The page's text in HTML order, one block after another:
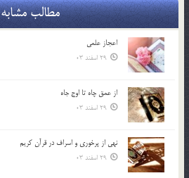
مطالب مشابه
اعجاز علمی
29 اسفند 03
از عمق چاه تا اوج جاه
29 اسفند 03
نهي از پرخوري و اسراف در قرآن کريم
29 اسفند 03